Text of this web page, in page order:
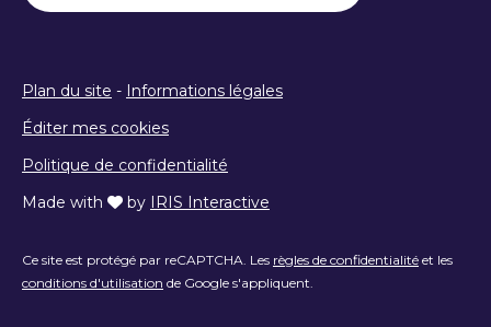
Plan du site - Informations légales
Éditer mes cookies
Politique de confidentialité
Made with
by IRIS Interactive
Ce site est protégé par reCAPTCHA. Les règles de confidentialité et les
conditions d'utilisation de Google s'appliquent.